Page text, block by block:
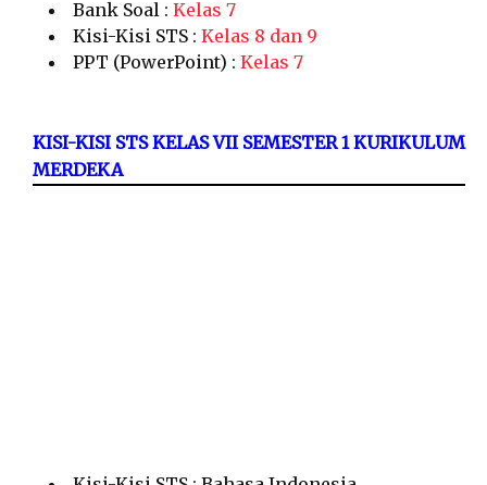
Bank Soal : Kelas 7
Kisi-Kisi STS : Kelas 8 dan 9
PPT (PowerPoint) : Kelas 7
KISI-KISI STS KELAS VII SEMESTER 1 KURIKULUM
MERDEKA